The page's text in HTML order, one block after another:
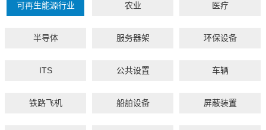
可再生能源行业 农业 医疗
半导体 服务器架 环保设备
ITS 公共设置 车辆
铁路飞机 船舶设备 屏蔽装置